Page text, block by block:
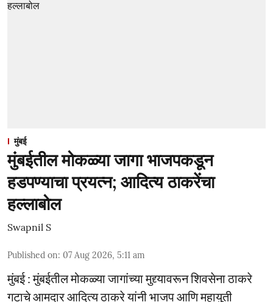
मुंबई
मुंबईतील मोकळ्या जागा भाजपकडून
हडपण्याचा प्रयत्न; आदित्य ठाकरेंचा
हल्लाबोल
Swapnil S
Published on: 07 Aug 2026, 5:11 am
मुंबई : मुंबईतील मोकळ्या जागांच्या मुद्द्यावरून शिवसेना ठाकरे
गटाचे आमदार आदित्य ठाकरे यांनी भाजप आणि महायुती